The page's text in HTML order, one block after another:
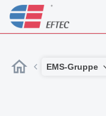
EMS-Gruppe